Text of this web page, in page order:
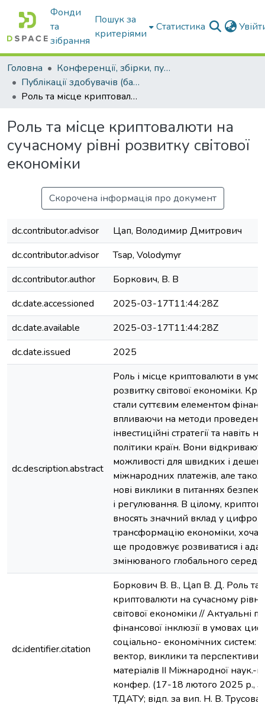
Фонди
та
зібрання
Пошук за
критеріями
Статистика
Головна
Конференції, збірки, публікації молодих вчених і здобувачів : магістрів, бакалаврів, аспірантів.
Публікації здобувачів (бакалаврів. магістрів, аспірантів)
Роль та місце криптовалюти на сучасному рівні розвитку світової економіки
Роль та місце криптовалюти на
сучасному рівні розвитку світової
економіки
Скорочена інформація про документ
dc.contributor.advisor
Цап, Володимир Дмитрович
dc.contributor.advisor
Tsap, Volodymyr
dc.contributor.author
Боркович, В. В
dc.date.accessioned
2025-03-17T11:44:28Z
dc.date.available
2025-03-17T11:44:28Z
dc.date.issued
2025
dc.description.abstract
Роль і місце криптовалюти в
розвитку світової економіки.
стали суттєвим елементом
впливаючи на методи
інвестиційні стратегії та навіть
політики країн. Вони
можливості для швидких і
міжнародних платежів, але
нові виклики в питаннях безпеки,
і регулювання. В цілому,
вносять значний вклад у
трансформацію економіки, хоча
ще продовжує розвиватися і
змінюваного глобального
dc.identifier.citation
Боркович В. В., Цап В. Д. Роль та
криптовалюти на сучасному
світової економіки // Актуальні
фінансової інклюзії в умовах
соціально- економічних систем:
вектор, виклики та перспективи
матеріалів ІІ Міжнародної наук.-
конфер. (17-18 лютого 2025 р.,
ТДАТУ; відп. за вип. Н. В.